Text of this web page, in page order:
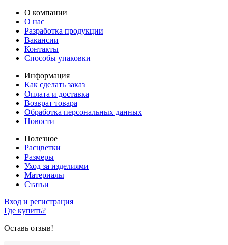
О компании
О нас
Разработка продукции
Вакансии
Контакты
Способы упаковки
Информация
Как сделать заказ
Оплата и доставка
Возврат товара
Обработка персональных данных
Новости
Полезное
Расцветки
Размеры
Уход за изделиями
Материалы
Статьи
Вход и регистрация
Где купить?
Оставь отзыв!